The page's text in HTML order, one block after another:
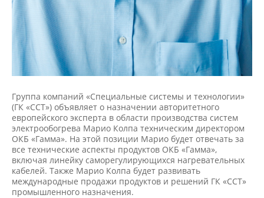
Группа компаний «Специальные системы и технологии»
(ГК «ССТ») объявляет о назначении авторитетного
европейского эксперта в области производства систем
электрообогрева Марио Колпа техническим директором
ОКБ «Гамма». На этой позиции Марио будет отвечать за
все технические аспекты продуктов ОКБ «Гамма»,
включая линейку саморегулирующихся нагревательных
кабелей. Также Марио Колпа будет развивать
международные продажи продуктов и решений ГК «ССТ»
промышленного назначения.